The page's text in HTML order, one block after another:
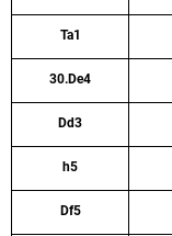
Ta1
30.De4
Dd3
h5
Df5